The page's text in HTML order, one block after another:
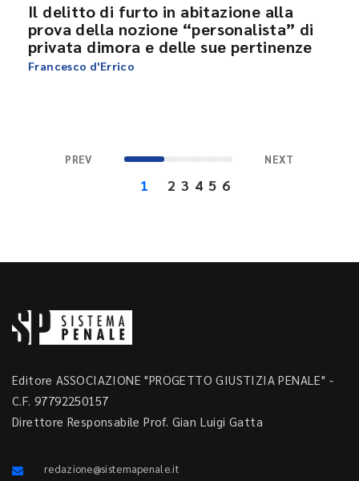
Il delitto di furto in abitazione alla
prova della nozione “personalista” di
privata dimora e delle sue pertinenze
Francesco d'Errico
PREV
1 2 3 4 5 6
NEXT
Editore ASSOCIAZIONE "PROGETTO GIUSTIZIA PENALE" -
C.F. 97792250157
Direttore Responsabile Prof. Gian Luigi Gatta
redazione@sistemapenale.it